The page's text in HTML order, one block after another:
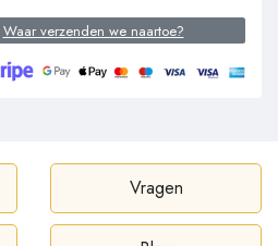
Waar verzenden we naartoe?
Vragen